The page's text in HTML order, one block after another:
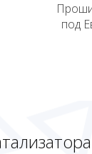
под